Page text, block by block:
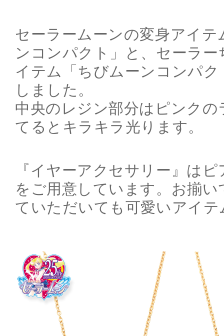
セーラームーンの変身アイ
ンコンパクト」と、セーラ
イテム「ちびムーンコンパ
しました。
中央のレジン部分はピンク
てるとキラキラ光ります。
『イヤーアクセサリー』は
をご用意しています。お揃
ていただいても可愛いアイテ